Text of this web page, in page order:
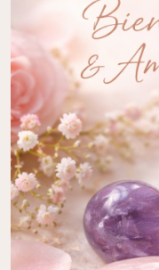
Bracelet
en
Pierres
Naturelles
(66)
Bracelet
Verre,
Cristal
&
Acier
(33)